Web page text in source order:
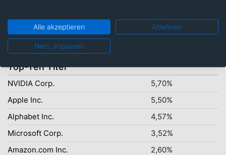
Top-Ten Titel
NVIDIA Corp.
5,70%
Apple Inc.
5,50%
Alphabet Inc.
4,57%
Microsoft Corp.
3,52%
Amazon.com Inc.
2,60%
Alle akzeptieren Ablehnen
Nein, anpassen